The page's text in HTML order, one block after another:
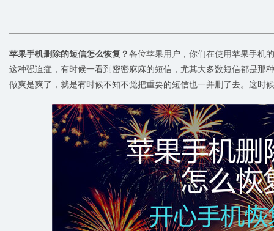
苹果手机删除的短信怎么恢复？各位苹果用户，你们在使用苹果手机
这种强迫症，有时候一看到密密麻麻的短信，尤其大多数短信都是那
做爽是爽了，就是有时候不知不觉把重要的短信也一并删了去。这时